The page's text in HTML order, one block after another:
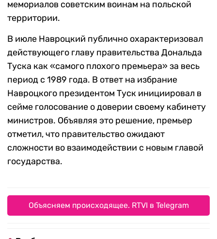
мемориалов советским воинам на польской
территории.
В июле Навроцкий публично охарактеризовал
действующего главу правительства Дональда
Туска как «самого плохого премьера» за весь
период с 1989 года. В ответ на избрание
Навроцкого президентом Туск инициировал в
сейме голосование о доверии своему кабинету
министров. Объявляя это решение, премьер
отметил, что правительство ожидают
сложности во взаимодействии с новым главой
государства.
Объясняем происходящее. RTVI в Telegram